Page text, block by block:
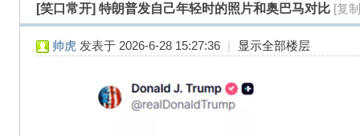
[笑口常开] 特朗普发自己年轻时的照片和奥巴马对比 [复
帅虎 发表于 2026-6-28 15:27:36 | 显示全部楼层